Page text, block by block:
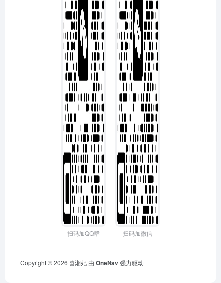
扫码加QQ群 扫码加微信
Copyright © 2026 喜湘妃 由 OneNav强力驱动